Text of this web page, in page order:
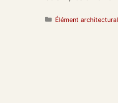
Catégories
Élément architectural